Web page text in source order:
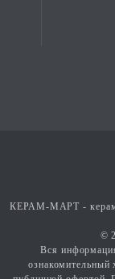
КЕРАМ-МАРТ -
©
Вся
ознакомительный